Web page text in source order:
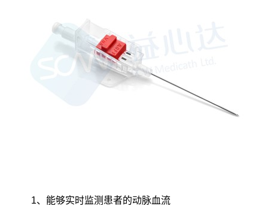
1、能够实时监测患者的动脉血流